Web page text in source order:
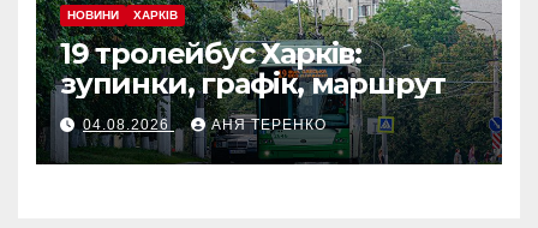
НОВИНИ ХАРКІВ
19 тролейбус Харків:
зупинки, графік, маршрут
04.08.2026 АНЯ ТЕРЕНКО